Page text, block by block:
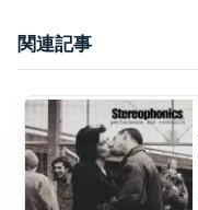
関連記事